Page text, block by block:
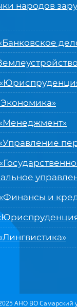
народов
и
АНО ВО Самарский